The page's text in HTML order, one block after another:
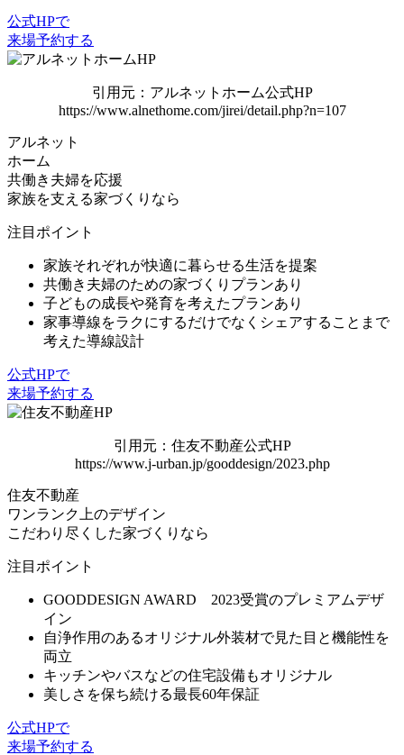
公式HPで
来場予約する
引用元：アルネットホーム公式HP
https://www.alnethome.com/jirei/detail.php?n=107
アルネット
ホーム
共働き夫婦を応援
家族を支える家づくりなら
注目ポイント
家族それぞれが快適に暮らせる生活を提案
共働き夫婦のための家づくりプランあり
子どもの成長や発育を考えたプランあり
家事導線をラクにするだけでなくシェアすることまで
考えた導線設計
公式HPで
来場予約する
引用元：住友不動産公式HP
https://www.j-urban.jp/gooddesign/2023.php
住友不動産
ワンランク上のデザイン
こだわり尽くした家づくりなら
注目ポイント
GOODDESIGN AWARD 2023受賞のプレミアムデザ
イン
自浄作用のあるオリジナル外装材で見た目と機能性を
両立
キッチンやバスなどの住宅設備もオリジナル
美しさを保ち続ける最長60年保証
公式HPで
来場予約する